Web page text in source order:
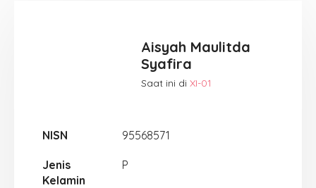
Aisyah Maulitda
Syafira
Saat ini diXI-01
NISN 95568571
Jenis
Kelamin
P